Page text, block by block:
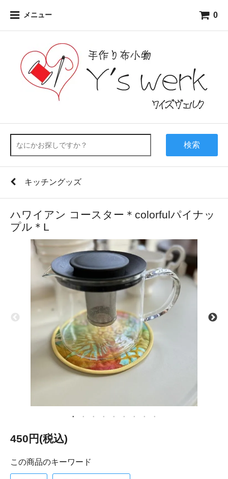
メニュー 0
検索
キッチングッズ
ハワイアン コースター＊colorfulパイナッ
プル＊L
450円(税込)
この商品のキーワード